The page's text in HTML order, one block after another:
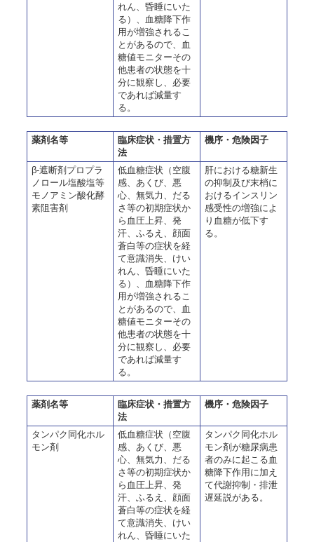
れん、昏睡にいた
る）、血糖降下作
用が増強されるこ
とがあるので、血
糖値モニターその
他患者の状態を十
分に観察し、必要
であれば減量す
る。
薬剤名等
臨床症状・措置方
法
機序・危険因子
β-遮断剤プロプラ
ノロール塩酸塩等
モノアミン酸化酵
素阻害剤
低血糖症状（空腹
感、あくび、悪
心、無気力、だる
さ等の初期症状か
ら血圧上昇、発
汗、ふるえ、顔面
蒼白等の症状を経
て意識消失、けい
れん、昏睡にいた
る）、血糖降下作
用が増強されるこ
とがあるので、血
糖値モニターその
他患者の状態を十
分に観察し、必要
であれば減量す
る。
肝における糖新生
の抑制及び末梢に
おけるインスリン
感受性の増強によ
り血糖が低下す
る。
薬剤名等
臨床症状・措置方
法
機序・危険因子
タンパク同化ホル
モン剤
低血糖症状（空腹
感、あくび、悪
心、無気力、だる
さ等の初期症状か
ら血圧上昇、発
汗、ふるえ、顔面
蒼白等の症状を経
て意識消失、けい
れん、昏睡にいた
タンパク同化ホル
モン剤が糖尿病患
者のみに起こる血
糖降下作用に加え
て代謝抑制・排泄
遅延説がある。